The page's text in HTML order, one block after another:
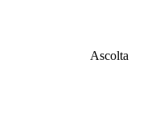
Ascolta